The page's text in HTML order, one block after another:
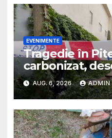
EVENIMENTE
Tragedie în
carbonizat,
casă
AUG. 6, 2026 ADMIN